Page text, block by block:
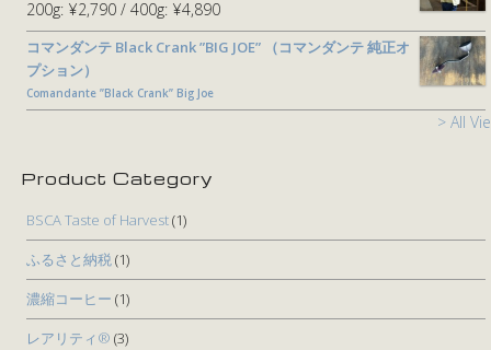
200g: ¥2,790 400g: ¥4,890
コマンダンテ Black Crank ”BIG JOE” （コマンダンテ 純正オ
プション）
Comandante ”Black Crank” Big Joe
> All
Product Category
BSCA Taste of Harvest(1)
ふるさと納税(1)
濃縮コーヒー (1)
レアリティ® (3)